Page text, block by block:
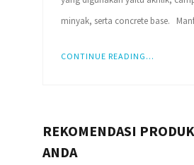
minyak, serta concrete base.
CONTINUE READING...
REKOMENDASI
ANDA